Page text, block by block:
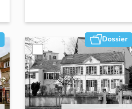
Dossier